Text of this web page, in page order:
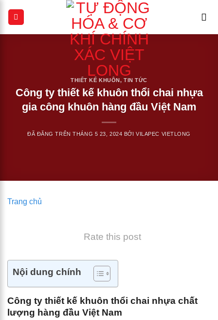
THIẾT KẾ KHUÔN,TIN TỨC
Công ty thiết kế khuôn thổi chai nhựa
gia công khuôn hàng đầu Việt Nam
ĐÃ ĐĂNG TRÊNTHÁNG 5 23, 2024 BỞIVILAPEC VIETLONG
Trang chủ
Rate this post
Nội dung chính
Công ty thiết kế khuôn thổi chai nhựa chất
lượng hàng đầu Việt Nam